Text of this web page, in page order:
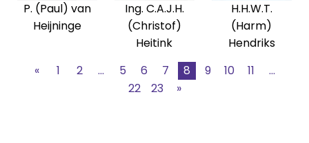
P. (Paul) van
Heijninge
Ing. C.A.J.H.
(Christof)
Heitink
H.H.W.T.
(Harm)
Hendriks
«
1 2 ... 5 6 7 8 9 10 11
...
22
23 »